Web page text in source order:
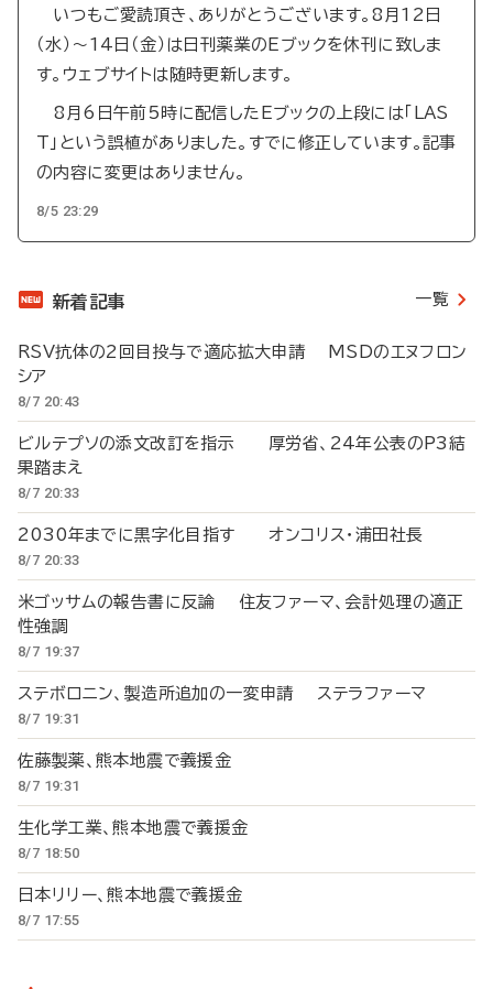
いつもご愛読頂き、ありがとうございます。8月12日
（水）～14日（金）は日刊薬業のEブックを休刊に致しま
す。ウェブサイトは随時更新します。
8月6日午前5時に配信したEブックの上段には「LAS
T」という誤植がありました。すでに修正しています。記事
の内容に変更はありません。
8/5 23:29
新着記事 一覧
RSV抗体の2回目投与で適応拡大申請 MSDのエヌフロン
シア
8/7 20:43
ビルテプソの添文改訂を指示 厚労省、24年公表のP3結
果踏まえ
8/7 20:33
2030年までに黒字化目指す オンコリス・浦田社長
8/7 20:33
米ゴッサムの報告書に反論 住友ファーマ、会計処理の適正
性強調
8/7 19:37
ステボロニン、製造所追加の一変申請 ステラファーマ
8/7 19:31
佐藤製薬、熊本地震で義援金
8/7 19:31
生化学工業、熊本地震で義援金
8/7 18:50
日本リリー、熊本地震で義援金
8/7 17:55